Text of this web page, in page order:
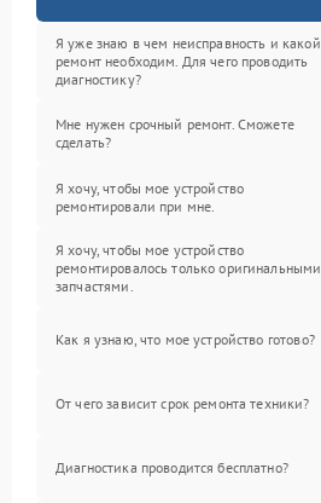
Я уже знаю в чем неисправность и какой
ремонт необходим. Для чего проводить
диагностику?
Мне нужен срочный ремонт. Сможете
сделать?
Я хочу, чтобы мое устройство
ремонтировали при мне.
Я хочу, чтобы мое устройство
ремонтировалось только оригинальными
запчастями.
Как я узнаю, что мое устройство готово?
От чего зависит срок ремонта техники?
Диагностика проводится бесплатно?